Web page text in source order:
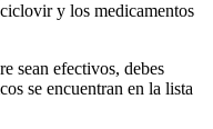
y los medicamentos
sean efectivos, debes
se encuentran en la lista